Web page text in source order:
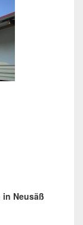
Neusäß